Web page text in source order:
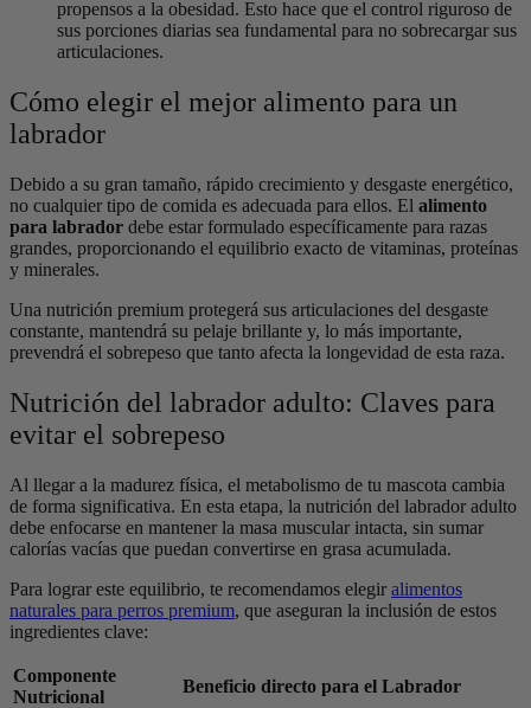
propensos a la obesidad. Esto hace que el control riguroso de
sus porciones diarias sea fundamental para no sobrecargar sus
articulaciones.
Cómo elegir el mejor alimento para un
labrador
Debido a su gran tamaño, rápido crecimiento y desgaste energético,
no cualquier tipo de comida es adecuada para ellos. El alimento
para labrador debe estar formulado específicamente para razas
grandes, proporcionando el equilibrio exacto de vitaminas, proteínas
y minerales.
Una nutrición premium protegerá sus articulaciones del desgaste
constante, mantendrá su pelaje brillante y, lo más importante,
prevendrá el sobrepeso que tanto afecta la longevidad de esta raza.
Nutrición del labrador adulto: Claves para
evitar el sobrepeso
Al llegar a la madurez física, el metabolismo de tu mascota cambia
de forma significativa. En esta etapa, la nutrición del labrador adulto
debe enfocarse en mantener la masa muscular intacta, sin sumar
calorías vacías que puedan convertirse en grasa acumulada.
Para lograr este equilibrio, te recomendamos elegir alimentos
naturales para perros premium, que aseguran la inclusión de estos
ingredientes clave:
Componente
Nutricional
Beneficio directo para el Labrador